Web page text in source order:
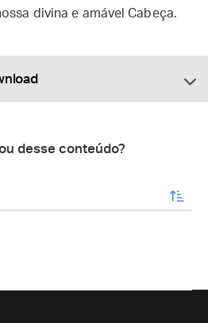
divina e amável Cabeça.
desse conteúdo?
enviar